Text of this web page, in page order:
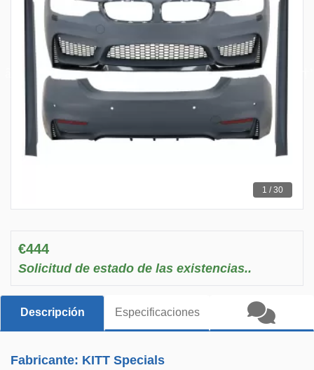
1 / 30
€444
Solicitud de estado de las existencias..
Descripción Especificaciones
Fabricante: KITT Specials